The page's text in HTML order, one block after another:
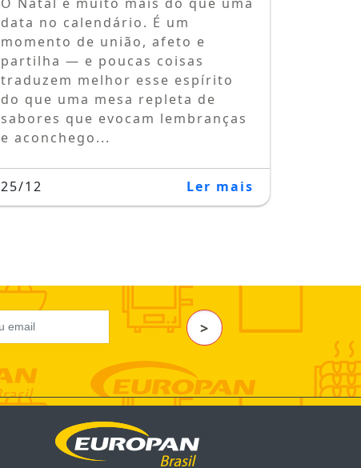
data no calendário. É um
momento de união, afeto e
partilha — e poucas coisas
traduzem melhor esse espírito
do que uma mesa repleta de
sabores que evocam lembranças
e aconchego...
25/12 Ler mais
>